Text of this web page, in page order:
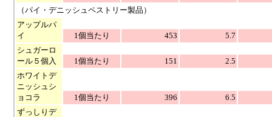
（パイ・デニッシュペストリー製品）
アップルパ
イ
1個当たり 453
5.7
シュガーロ
ール５個入
1個当たり 151
2.5
ホワイトデ
ニッシュシ
ョコラ
1個当たり 396
6.5
ずっしりデ